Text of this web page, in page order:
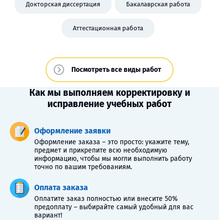
Докторская диссертация Бакалаврская работа
Аттестационная работа
Посмотреть все виды работ
Как мы выполняем корректировку и
исправление учебных работ
Оформление заявки
Оформление заказа – это просто: укажите тему,
предмет и прикрепите всю необходимую
информацию, чтобы мы могли выполнить работу
точно по вашим требованиям.
Оплата заказа
Оплатите заказ полностью или внесите 50%
предоплату – выбирайте самый удобный для вас
вариант!